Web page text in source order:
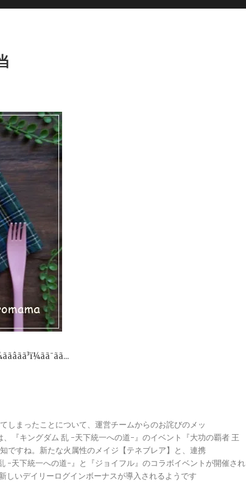
しまったことについて、運営チームからのお詫びのメッ
『キングダム 乱 -天下統一への道-』のイベント『大功の覇者 王
ですね。新たな火属性のメイジ【テネブレア】と、連携
-天下統一への道-』と『ジョイフル』のコラボイベントが開催され
しいデイリーログインボーナスが導入されるようです